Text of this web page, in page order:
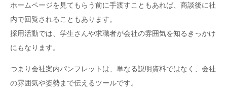
ホームページを見てもらう前に手渡すこともあれば、商談後に社
内で回覧されることもあります。
採用活動では、学生さんや求職者が会社の雰囲気を知るきっかけ
にもなります。
つまり会社案内パンフレットは、単なる説明資料ではなく、会社
の雰囲気や姿勢まで伝えるツールです。